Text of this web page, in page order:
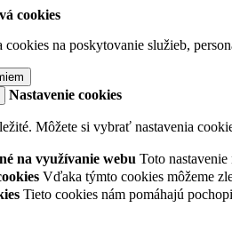
cookies
cookies na poskytovanie služieb,
Nastavenie cookies
Môžete si vybrať nastavenia
na využívanie webu Toto
Vďaka týmto cookies môžeme
Tieto cookies nám pomáhajú